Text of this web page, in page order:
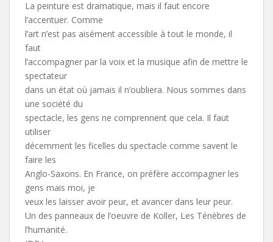
La peinture est dramatique, mais il faut encore
l’accentuer. Comme
l’art n’est pas aisément accessible à tout le monde, il
faut
l’accompagner par la voix et la musique afin de mettre le
spectateur
dans un état où jamais il n’oubliera. Nous sommes dans
une société du
spectacle, les gens ne comprennent que cela. Il faut
utiliser
décemment les ficelles du spectacle comme savent le
faire les
Anglo-Saxons. En France, on préfère accompagner les
gens mais moi, je
veux les laisser avoir peur, et avancer dans leur peur.
Un des panneaux de l’oeuvre de Koller, Les Ténèbres de
l’humanité.